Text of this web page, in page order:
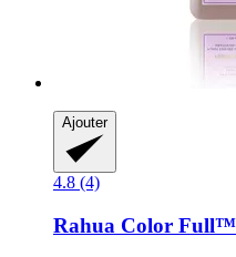
Ajouter
4.8 (4)
Rahua Color Full™